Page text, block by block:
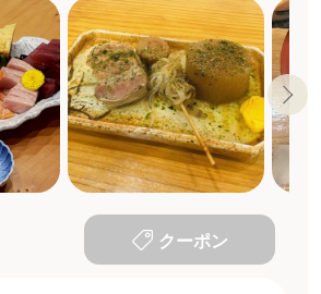
クーポン